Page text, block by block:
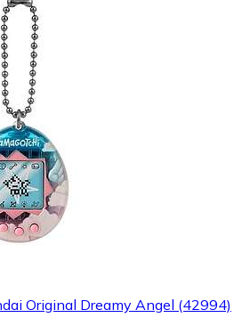
Original Dreamy Angel (42994)